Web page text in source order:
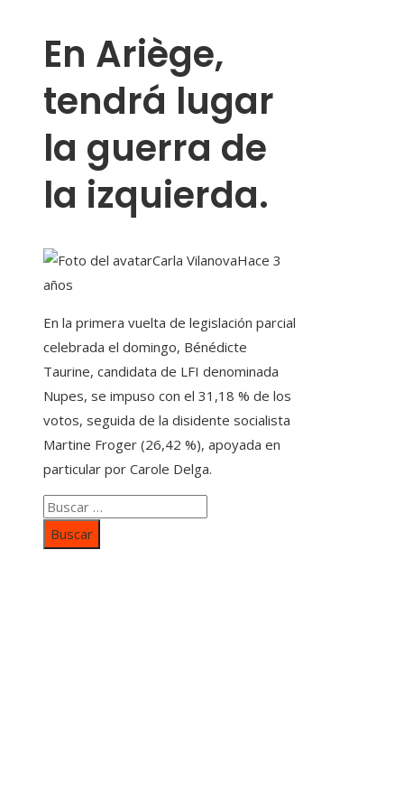
En Ariège,
tendrá lugar
la guerra de
la izquierda.
Carla VilanovaHace 3
años
En la primera vuelta de legislación parcial
celebrada el domingo, Bénédicte
Taurine, candidata de LFI denominada
Nupes, se impuso con el 31,18 % de los
votos, seguida de la disidente socialista
Martine Froger (26,42 %), apoyada en
particular por Carole Delga.
Buscar: